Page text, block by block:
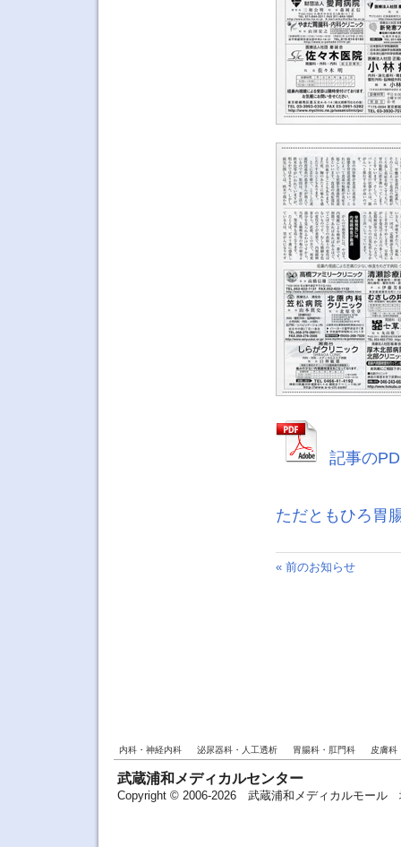
記事の
ただともひろ
« 前のお知らせ
内科・神経内科 泌尿器科・人工透析 胃腸科・肛門科 皮膚科
武蔵浦和メディカルセンター
Copyright © 2006-2026 武蔵浦和メディカルモール